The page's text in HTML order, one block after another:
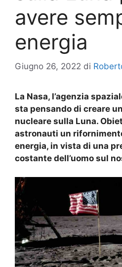
avere
energia
Giugno 26, 2022 di
La Nasa, l’agenzia
sta pensando di creare
nucleare sulla Luna.
astronauti un
energia, in vista di una
costante dell’uomo sul